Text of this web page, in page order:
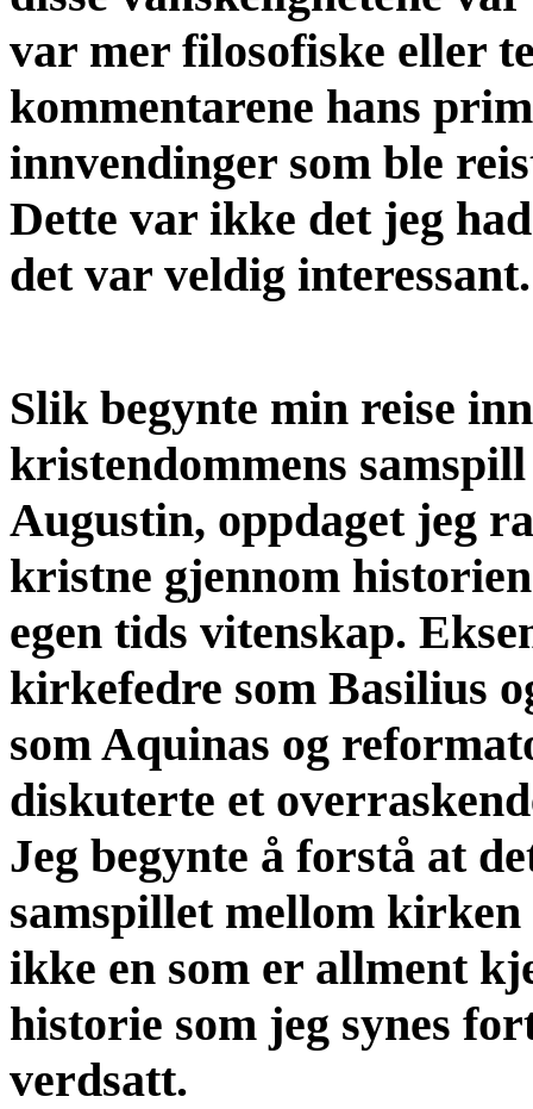
var mer filosofiske eller
kommentarene hans
innvendinger som ble
Dette var ikke det jeg
det var veldig interessant.
Slik begynte min reise
kristendommens
Augustin, oppdaget jeg
kristne gjennom
egen tids vitenskap.
kirkefedre som Basilius
som Aquinas og
diskuterte et
Jeg begynte å forstå at
samspillet mellom
ikke en som er allment
historie som jeg synes
verdsatt.